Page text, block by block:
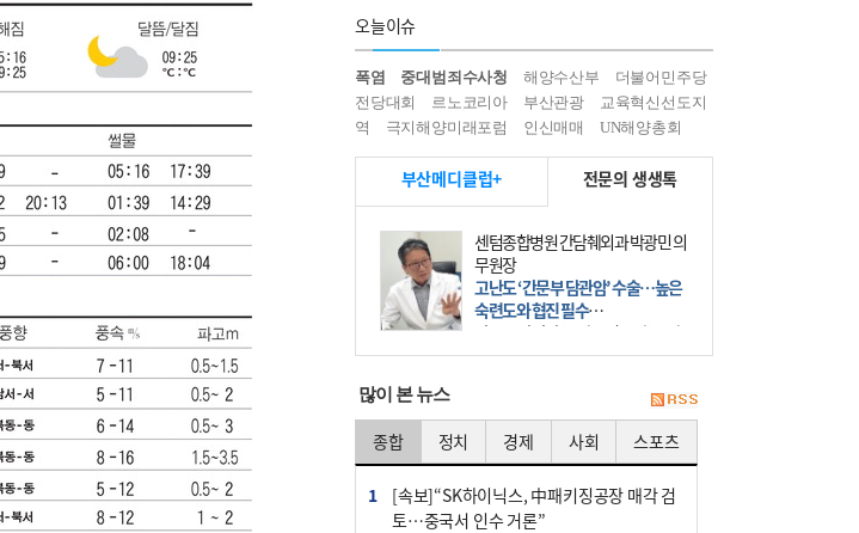
오늘이슈
폭염 중대범죄수사청 해양수산부
더불어민주당
전당대회
르노코리아 부산관광
교육혁신선도지
역
극지해양미래포럼 인신매매 UN해양총회
부산메디클럽+ 전문의 생생톡
센텀종합병원 간담췌외과 박광민 의
무원장
고난도 ‘간문부 담관암’ 수술…높은
숙련도와 협진 필수
간문부 담관암(클라츠킨 종양)은 좌
우 간에서 나오는, 담관(담즙 배출 경
部)’에 생기는 악성 종양이다. 간동맥
문맥 림프절 담
많이 본 뉴스
종합 정치 경제 사회 스포츠
1
[속보]“SK하이닉스, 中패키징공장 매각 검
토…중국서 인수 거론”